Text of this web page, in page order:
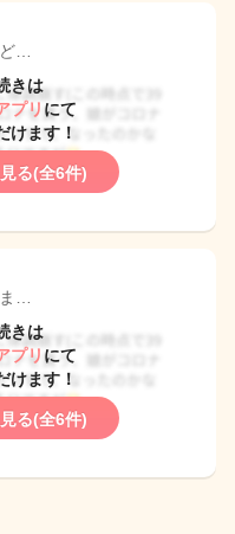
…
きは
プリ にて
けます！
る(全6件)
…
きは
プリ にて
けます！
る(全6件)